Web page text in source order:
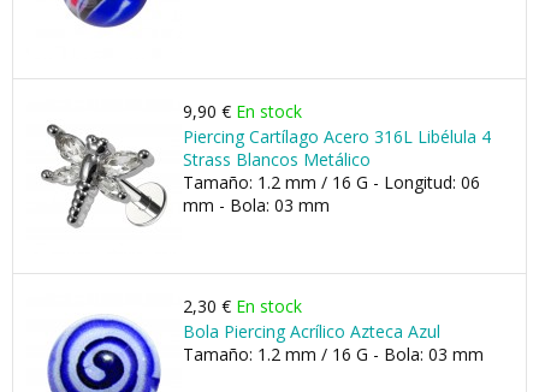
9,90 € En stock
Piercing Cartílago Acero 316L Libélula 4
Strass Blancos Metálico
Tamaño: 1.2 mm / 16 G - Longitud: 06
mm - Bola: 03 mm
2,30 € En stock
Bola Piercing Acrílico Azteca Azul
Tamaño: 1.2 mm / 16 G - Bola: 03 mm